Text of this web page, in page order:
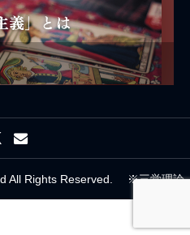
All Rights Reserved. ※三覚理論
CONTACT